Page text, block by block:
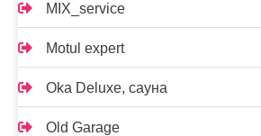
MIX_service
Motul expert
Oka Deluxe, сауна
Old Garage